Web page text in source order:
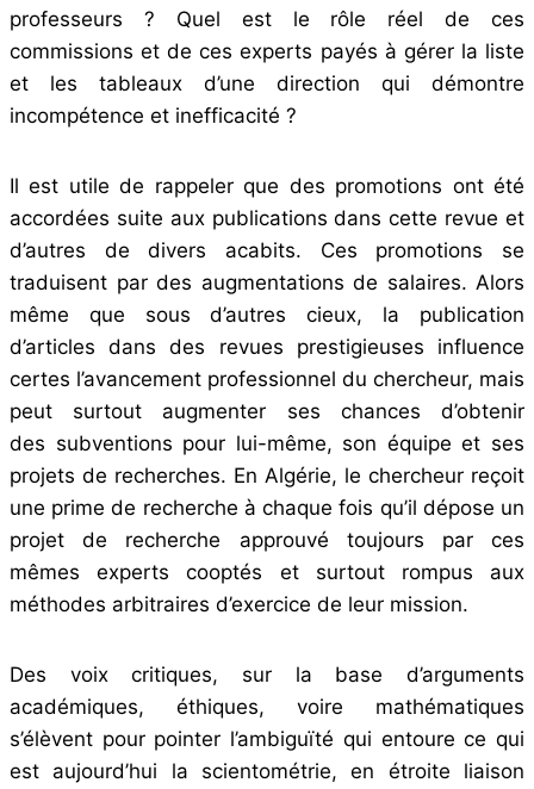
professeurs ? Quel est le rôle réel de ces
commissions et de ces experts payés à gérer la liste
et les tableaux d’une direction qui démontre
incompétence et inefficacité ?
Il est utile de rappeler que des promotions ont été
accordées suite aux publications dans cette revue et
d’autres de divers acabits. Ces promotions se
traduisent par des augmentations de salaires. Alors
même que sous d’autres cieux, la publication
d’articles dans des revues prestigieuses influence
certes l’avancement professionnel du chercheur, mais
peut surtout augmenter ses chances d’obtenir
des subventions pour lui-même, son équipe et ses
projets de recherches. En Algérie, le chercheur reçoit
une prime de recherche à chaque fois qu’il dépose un
projet de recherche approuvé toujours par ces
mêmes experts cooptés et surtout rompus aux
méthodes arbitraires d’exercice de leur mission.
Des voix critiques, sur la base d’arguments
académiques, éthiques, voire mathématiques
s’élèvent pour pointer l’ambiguïté qui entoure ce qui
est aujourd’hui la scientométrie, en étroite liaison